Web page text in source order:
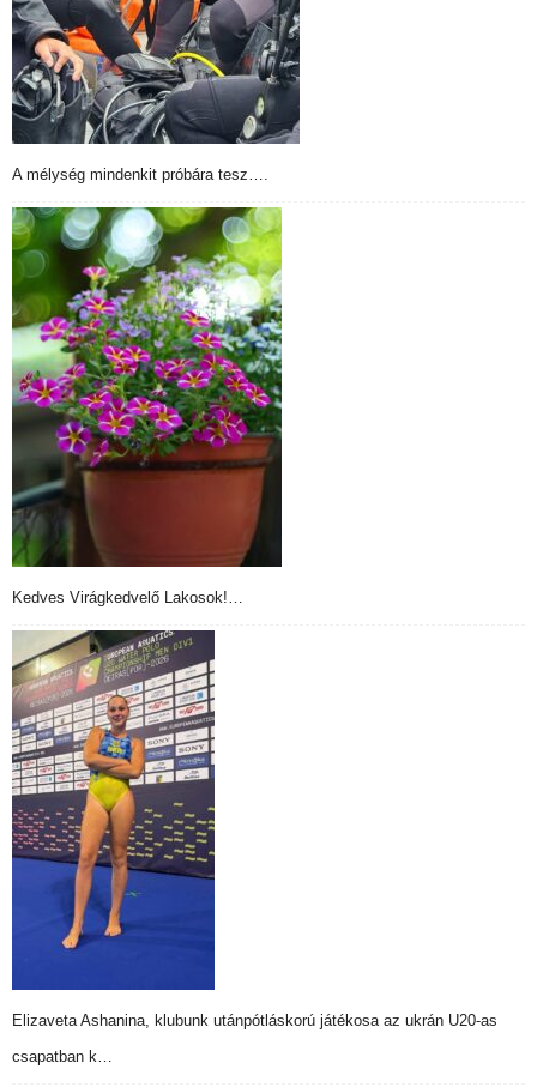
A mélység mindenkit próbára tesz….
Kedves Virágkedvelő Lakosok!…
Elizaveta Ashanina, klubunk utánpótláskorú játékosa az ukrán U20-as
csapatban k…